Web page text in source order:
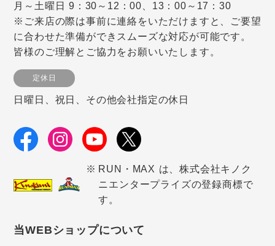
月～土曜日 9：30～12：00、13：00～17：30
※ご来店の際は事前に連絡をいただけますと、ご要望
に合わせた準備ができスムーズな対応が可能です。
皆様のご理解とご協力をお願いいたします。
定休日
日曜日、祝日、その他会社指定の休日
RUN・MAX は、株式会社キノク
ニエンタープライズの登録商標で
す。
当WEBショップについて